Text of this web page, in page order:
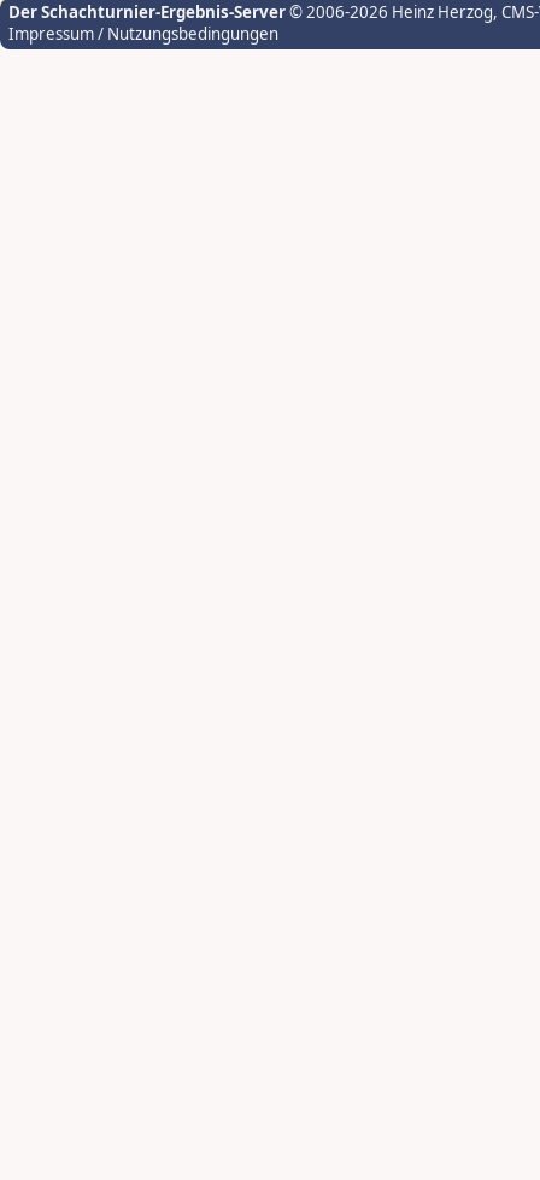
Der Schachturnier-Ergebnis-Server© 2006-2026 Heinz Herzog,
Impressum / Nutzungsbedingungen